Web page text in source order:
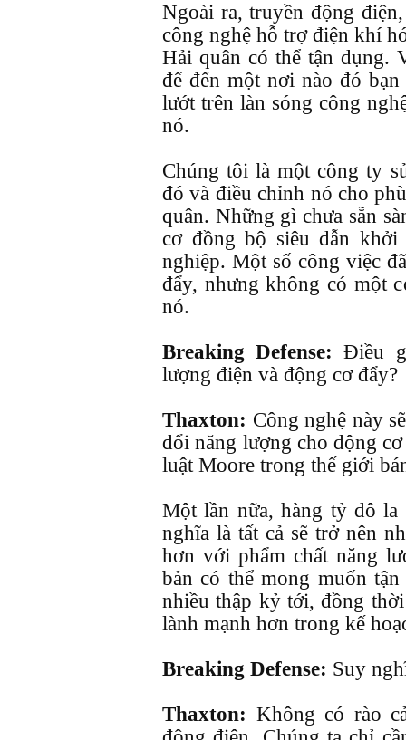
Ngoài ra, truyền động
công nghệ hỗ trợ điện khí
Hải quân có thể tận dụng.
để đến một nơi nào đó
lướt trên làn sóng công
nó.
Chúng tôi là một công ty
đó và điều chỉnh nó cho
quân. Những gì chưa sẵn
cơ đồng bộ siêu dẫn khởi
nghiệp. Một số công việc
đẩy, nhưng không có một
nó.
Breaking Defense:Điều
lượng điện và động cơ đẩy?
Thaxton: Công nghệ này
đổi năng lượng cho động
luật Moore trong thế giới
Một lần nữa, hàng tỷ đô la
nghĩa là tất cả sẽ trở nên
hơn với phẩm chất năng
bản có thể mong muốn
nhiều thập kỷ tới, đồng
lành mạnh hơn trong kế
Breaking Defense: Suy
Thaxton: Không có rào